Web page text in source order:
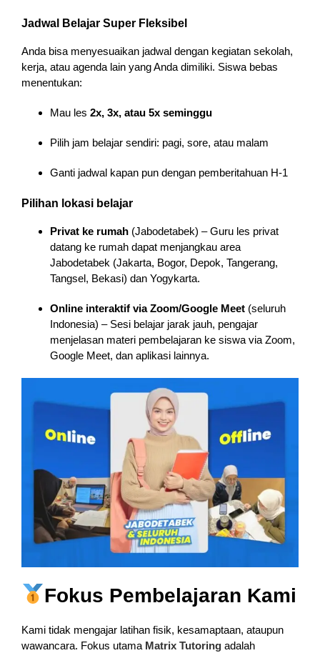
Jadwal Belajar Super Fleksibel
Anda bisa menyesuaikan jadwal dengan kegiatan sekolah,
kerja, atau agenda lain yang Anda dimiliki. Siswa bebas
menentukan:
Mau les 2x, 3x, atau 5x seminggu
Pilih jam belajar sendiri: pagi, sore, atau malam
Ganti jadwal kapan pun dengan pemberitahuan H-1
Pilihan lokasi belajar
Privat ke rumah(Jabodetabek) – Guru les privat
datang ke rumah dapat menjangkau area
Jabodetabek (Jakarta, Bogor, Depok, Tangerang,
Tangsel, Bekasi) dan Yogykarta.
Online interaktif via Zoom/Google Meet(seluruh
Indonesia) – Sesi belajar jarak jauh, pengajar
menjelasan materi pembelajaran ke siswa via Zoom,
Google Meet, dan aplikasi lainnya.
Fokus Pembelajaran Kami
Kami tidak mengajar latihan fisik, kesamaptaan, ataupun
wawancara. Fokus utama Matrix Tutoringadalah